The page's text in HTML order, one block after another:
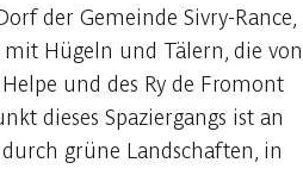
der Gemeinde Sivry-Rance,
Hügeln und Tälern, die von
und des Ry de Fromont
dieses Spaziergangs ist an
grüne Landschaften, in